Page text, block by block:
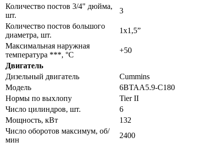
Количество постов 3/4" дюйма,
шт.
3
Количество постов большого
диаметра, шт.
1x1,5”
Максимальная наружная
температура ***, °С
+50
Двигатель
Дизельный двигатель
Cummins
Модель
6BTAA5.9-C180
Нормы по выхлопу
Tier II
Число цилиндров, шт.
6
Мощность, кВт
132
Число оборотов максимум, об/
мин
2400